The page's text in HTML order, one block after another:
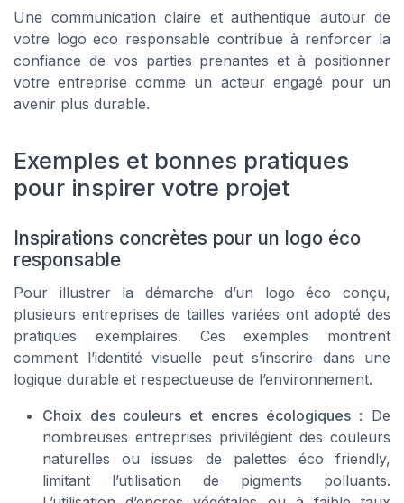
Une communication claire et authentique autour de
votre logo eco responsable contribue à renforcer la
confiance de vos parties prenantes et à positionner
votre entreprise comme un acteur engagé pour un
avenir plus durable.
Exemples et bonnes pratiques
pour inspirer votre projet
Inspirations concrètes pour un logo éco
responsable
Pour illustrer la démarche d’un logo éco conçu,
plusieurs entreprises de tailles variées ont adopté des
pratiques exemplaires. Ces exemples montrent
comment l’identité visuelle peut s’inscrire dans une
logique durable et respectueuse de l’environnement.
Choix des couleurs et encres écologiques: De
nombreuses entreprises privilégient des couleurs
naturelles ou issues de palettes éco friendly,
limitant l’utilisation de pigments polluants.